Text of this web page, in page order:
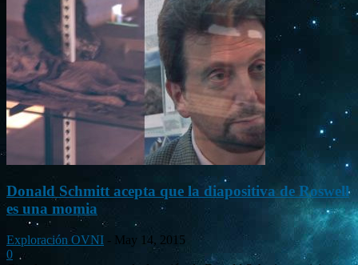
Donald Schmitt acepta que la diapositiva de Roswell
es una momia
Exploración OVNI - May 14, 2015
0